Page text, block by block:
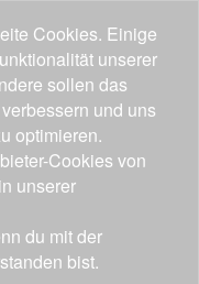
Cookies. Einige
unserer
sollen das
und uns
optimieren.
Cookies von
unserer
du mit der
bist.